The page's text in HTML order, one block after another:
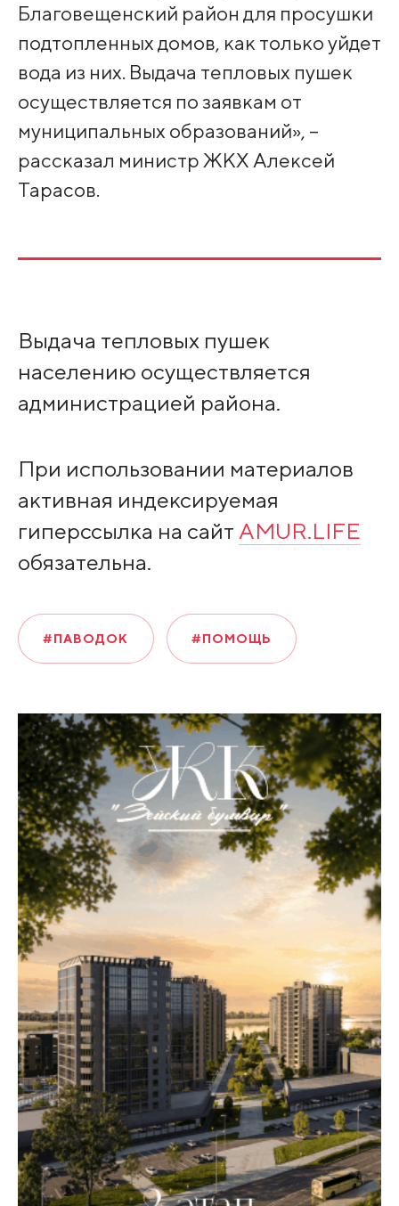
Благовещенский район для просушки
подтопленных домов, как только уйдет
вода из них. Выдача тепловых пушек
осуществляется по заявкам от
муниципальных образований», –
рассказал министр ЖКХ Алексей
Тарасов.
Выдача тепловых пушек
населению осуществляется
администрацией района.
При использовании материалов
активная индексируемая
гиперссылка на сайт AMUR.LIFE
обязательна.
#ПАВОДОК #ПОМОЩЬ